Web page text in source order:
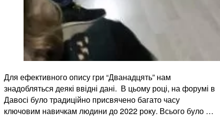
Для ефективного опису гри “Дванадцять” нам
знадобляться деякі ввідні дані. В цьому році, на форумі в
Давосі було традиційно присвячено багато часу
ключовим навичкам людини до 2022 року. Всього було …